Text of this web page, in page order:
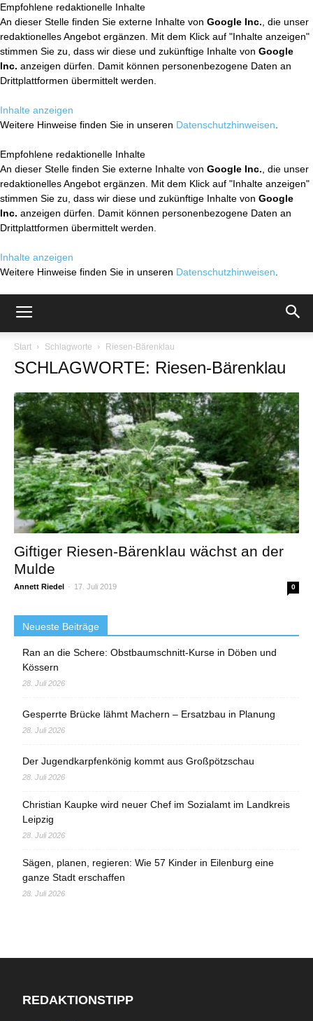
Empfohlene redaktionelle Inhalte
An dieser Stelle finden Sie externe Inhalte von Google Inc. , die unser
redaktionelles Angebot ergänzen. Mit dem Klick auf "Inhalte anzeigen"
stimmen Sie zu, dass wir diese und zukünftige Inhalte von Google
Inc. anzeigen dürfen. Damit können personenbezogene Daten an
Drittplattformen übermittelt werden.
Inhalte anzeigen
Weitere Hinweise finden Sie in unseren Datenschutzhinweisen
Empfohlene redaktionelle Inhalte
An dieser Stelle finden Sie externe Inhalte von Google Inc. , die unser
redaktionelles Angebot ergänzen. Mit dem Klick auf "Inhalte anzeigen"
stimmen Sie zu, dass wir diese und zukünftige Inhalte von Google
Inc. anzeigen dürfen. Damit können personenbezogene Daten an
Drittplattformen übermittelt werden.
Inhalte anzeigen
Weitere Hinweise finden Sie in unseren Datenschutzhinweisen
Start Schlagworte Riesen-Bärenklau
SCHLAGWORTE: Riesen-Bärenklau
Giftiger Riesen-Bärenklau wächst an der
Mulde
Annett Riedel - 17. Juli 2019 0
Neueste Beiträge
Ran an die Schere: Obstbaumschnitt-Kurse in Döben und
Kössern
28. Juli 2026
Gesperrte Brücke lähmt Machern – Ersatzbau in Planung
28. Juli 2026
Der Jugendkarpfenkönig kommt aus Großpötzschau
28. Juli 2026
Christian Kaupke wird neuer Chef im Sozialamt im Landkreis
Leipzig
28. Juli 2026
Sägen, planen, regieren: Wie 57 Kinder in Eilenburg eine
ganze Stadt erschaffen
28. Juli 2026
REDAKTIONSTIPP